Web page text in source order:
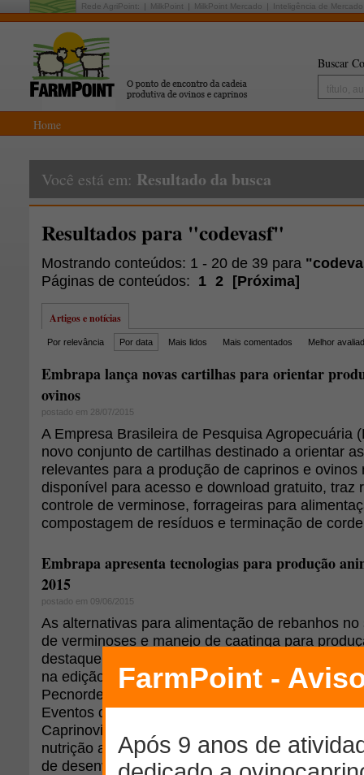
Rede AgriPoint: MilkPoint MilkPoint Mercado Inteligência de Mercado
Buscar
Home
Você está em: Resultado da busca
Resultados para "codevasf"
Mostrando conteúdos: 1 - 20 de 39 para
Páginas de conteúdos: 1 2 [Próxima]
Artigos e notícias
Por relevância Por data Mais lidos Mais comentados Melhor
Embrapa lança novas cartilhas para orientar
ovinos
postado em 28/07/2015
A Empresa Brasileira de Pesquisa Agropecuária
novo conjunto de cartilhas destinado a orientar
relevantes para a produção de caprinos e ovinos
disponível para acesso e download gratuito, traz
controle de verminose, forrageiras para
compostagem de resíduos e terminação de
Embrapa apresenta tecnologias para produção
2015
postado em 09/06/2015
As alternativas para alimentação de rebanhos
de verminoses e manejo de caatinga para
destaque da participação da Embrapa Caprinos
na edição de 2015 do Seminário Nordestino de
Pecnordeste), que acontece de 16 a 18 de
Eventos do Ceará, em Fortaleza (CE). No painel
Caprinovinocultura, serão apresentadas e
nutrição animal, forragicultura e sanidade
de desenvolvimento regional do programa Rota